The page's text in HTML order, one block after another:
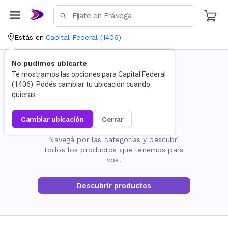
Estás en Capital Federal (1406)
No pudimos ubicarte
Te mostramos las opciones para Capital Federal
(1406). Podés cambiar tu ubicación cuando
quieras.
cambiar ubicación cerrar
La página no existe
Navegá por las categorías y descubrí
todos los productos que tenemos para
vos.
Descubrir productos